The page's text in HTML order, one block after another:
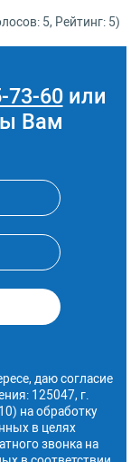
163 700 руб.
98 700 руб.
5, Рейтинг: 5)
73-60или
Вам
даю согласие
125047, г.
на обработку
в целях
звонка на